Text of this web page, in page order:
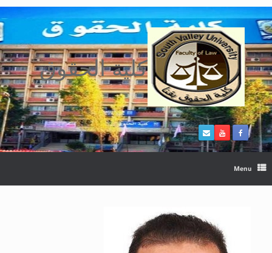
Skip
to
content
كلية الحقوق
Menu